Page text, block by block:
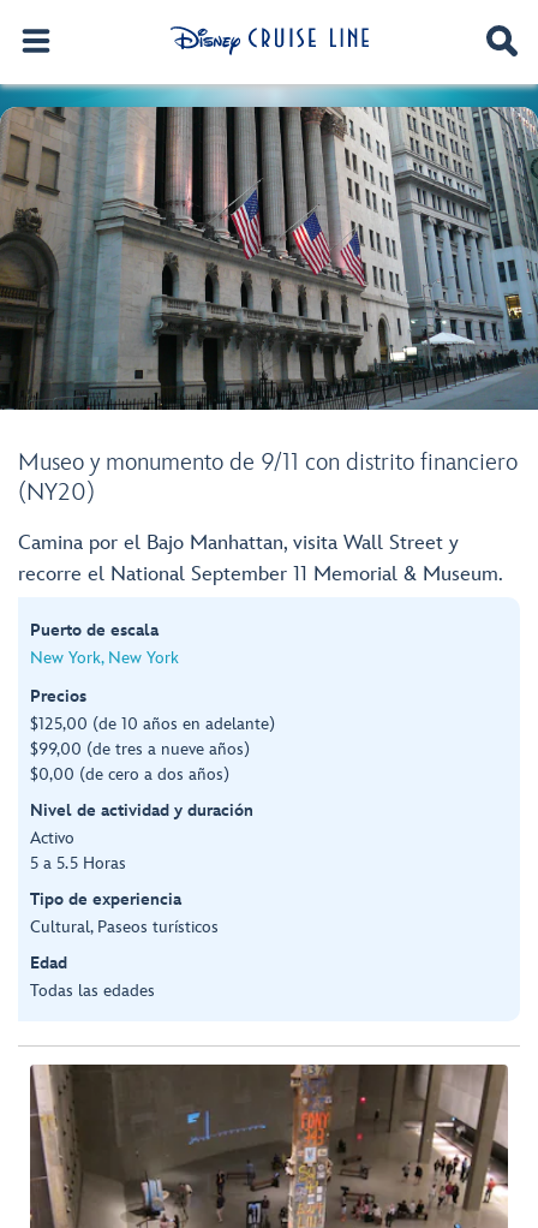
Museo y monumento de 9/11 con distrito financiero
(NY20)
Camina por el Bajo Manhattan, visita Wall Street y
recorre el National September 11 Memorial & Museum.
Puerto de escala
New York, New York
Precios
$125,00 (de 10 años en adelante)
$99,00 (de tres a nueve años)
$0,00 (de cero a dos años)
Nivel de actividad y duración
Activo
5 a 5.5 Horas
Tipo de experiencia
Cultural, Paseos turísticos
Edad
Todas las edades